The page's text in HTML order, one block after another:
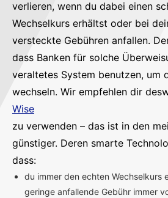
verlieren, wenn du dabei einen
Wechselkurs erhältst oder bei
versteckte Gebühren anfallen.
dass Banken für solche
veraltetes System benutzen, um
wechseln. Wir empfehlen dir
Wise
zu verwenden – das ist in den
günstiger. Deren smarte
dass:
du immer den echten Wechselkurs
geringe anfallende Gebühr immer